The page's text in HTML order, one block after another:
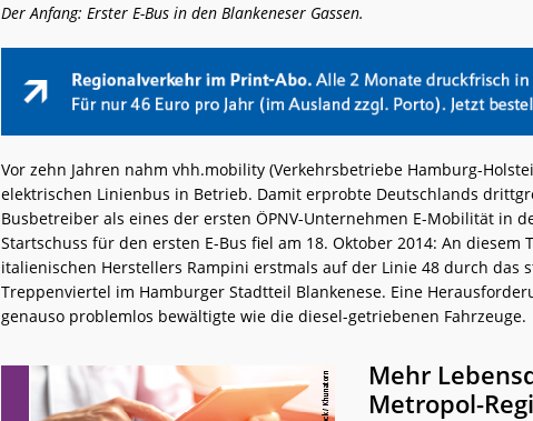
Der Anfang: Erster E-Bus in den Blankeneser Gassen.
Vor zehn Jahren nahm vhh.mobility (Verkehrsbetriebe Hamburg-
elektrischen Linienbus in Betrieb. Damit erprobte Deutschlands
Busbetreiber als eines der ersten ÖPNV-Unternehmen E-Mobilität in
Startschuss für den ersten E-Bus fiel am 18. Oktober 2014: An diesem
italienischen Herstellers Rampini erstmals auf der Linie 48 durch das
Treppenviertel im Hamburger Stadtteil Blankenese. Eine
genauso problemlos bewältigte wie die diesel-getriebenen Fahrzeuge.
Mehr
Metropol-